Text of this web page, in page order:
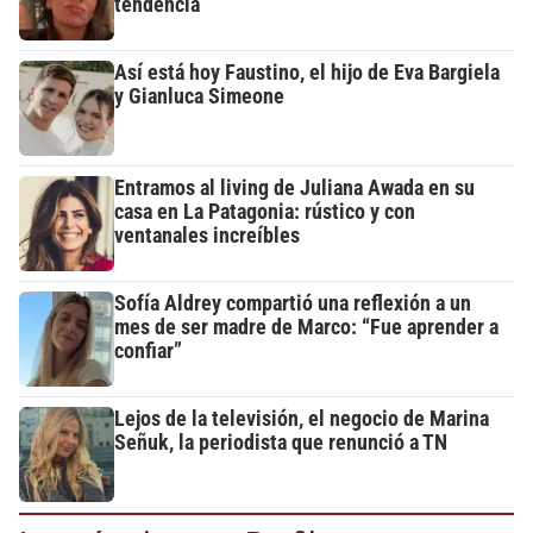
tendencia
Así está hoy Faustino, el hijo de Eva Bargiela
y Gianluca Simeone
Entramos al living de Juliana Awada en su
casa en La Patagonia: rústico y con
ventanales increíbles
Sofía Aldrey compartió una reflexión a un
mes de ser madre de Marco: “Fue aprender a
confiar”
Lejos de la televisión, el negocio de Marina
Señuk, la periodista que renunció a TN